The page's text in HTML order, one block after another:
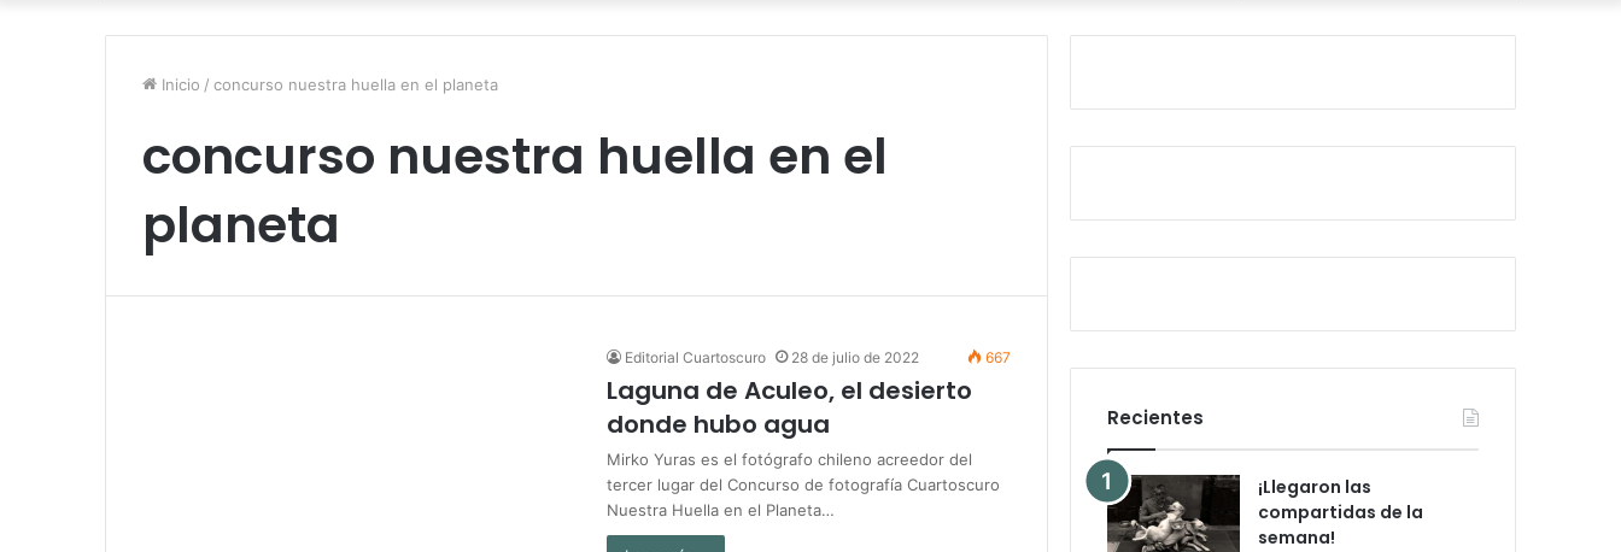
por
al
azar
Inicio / concurso nuestra huella en el planeta
concurso nuestra huella en el
planeta
Editorial Cuartoscuro 28 de julio de 2022 667
Laguna de Aculeo, el desierto
donde hubo agua
Mirko Yuras es el fotógrafo chileno acreedor del
tercer lugar del Concurso de fotografía Cuartoscuro
Nuestra Huella en el Planeta…
Recientes
¡Llegaron las
compartidas de la
semana!